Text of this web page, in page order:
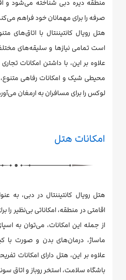
منطقه دیره دبی شناخته می‌شود و
صرفه را برای مهمانان خود فراهم
هتل رویال کانتیننتال با اتاق‌های
است تمامی نیازها و سلیقه‌های
علاوه بر این، با داشتن امکانات
محیطی شیک و امکانات رفاهی متنوع،
لوکس را برای مسافران به ارمغان
امکانات هتل
هتل رویال کانتیننتال در دبی، به
اقامتی در منطقه، امکاناتی بی‌نظیر را
از جمله این امکانات، می‌توان به
ماساژ، درمان‌های بدن و صورت با
علاوه بر این، هتل دارای امکانات
باشگاه سلامت، استخر روباز و اتاق